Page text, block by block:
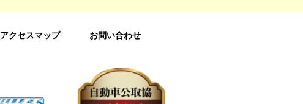
アクセスマップ お問い合わせ